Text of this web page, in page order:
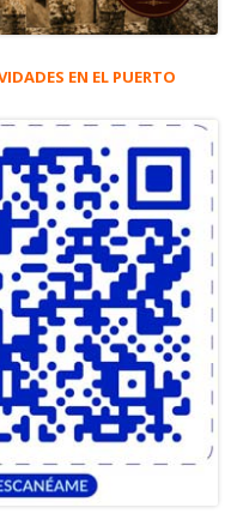
EN EL PUERTO